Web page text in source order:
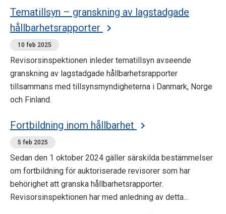
Tematillsyn – granskning av lagstadgade
hållbarhetsrapporter
10 feb 2025
Revisorsinspektionen inleder tematillsyn avseende
granskning av lagstadgade hållbarhetsrapporter
tillsammans med tillsynsmyndigheterna i Danmark, Norge
och Finland.
Fortbildning inom hållbarhet
5 feb 2025
Sedan den 1 oktober 2024 gäller särskilda bestämmelser
om fortbildning för auktoriserade revisorer som har
behörighet att granska hållbarhetsrapporter.
Revisorsinspektionen har med anledning av detta...